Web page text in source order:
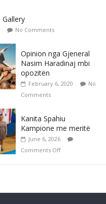
No Comments
Opinion nga Gjeneral
Nasim Haradinaj mbi
opozitën
February 6, 2020
No
Comments
Kanita Spahiu
Kampione me meritë
June 6, 2026
Comments Off